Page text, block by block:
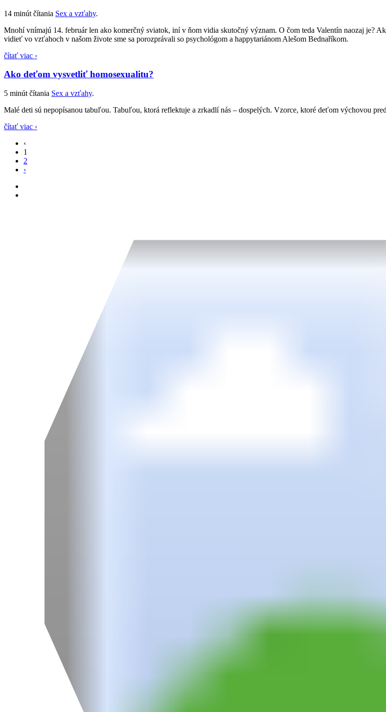
14 minút čítania Sex a vzťahy.
Mnohí vnímajú 14. február len ako komerčný sviatok, iní v ňom vidia skutočný význam. O čom teda Valentín naozaj je?
vidieť vo vzťahoch v našom živote sme sa porozprávali so psychológom a happytariánom Alešom Bednaříkom.
čítať viac ›
Ako deťom vysvetliť homosexualitu?
5 minút čítania Sex a vzťahy.
Malé deti sú nepopísanou tabuľou. Tabuľou, ktorá reflektuje a zrkadlí nás – dospelých. Vzorce, ktoré deťom výchovou
čítať viac ›
‹
1
2
›